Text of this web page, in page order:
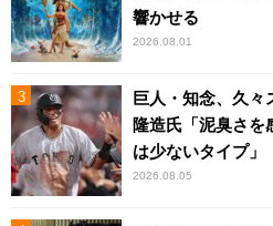
響かせる
2026.08.01
巨人・知念、久々
隆造氏「泥臭さを
は少ないタイプ」
2026.08.05